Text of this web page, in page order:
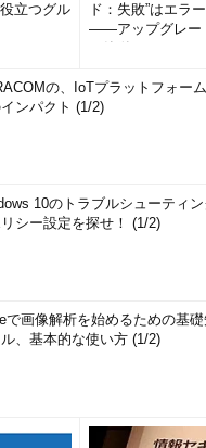
立つグル
ド：失敗”はエラ
――アップグレー
の、IoTプラットフォー
ンパクト (1/2)
10のトラブルシューティ
シー設定を探せ！ (1/2)
で画像解析を始めるための基
ル、基本的な使い方 (1/2)